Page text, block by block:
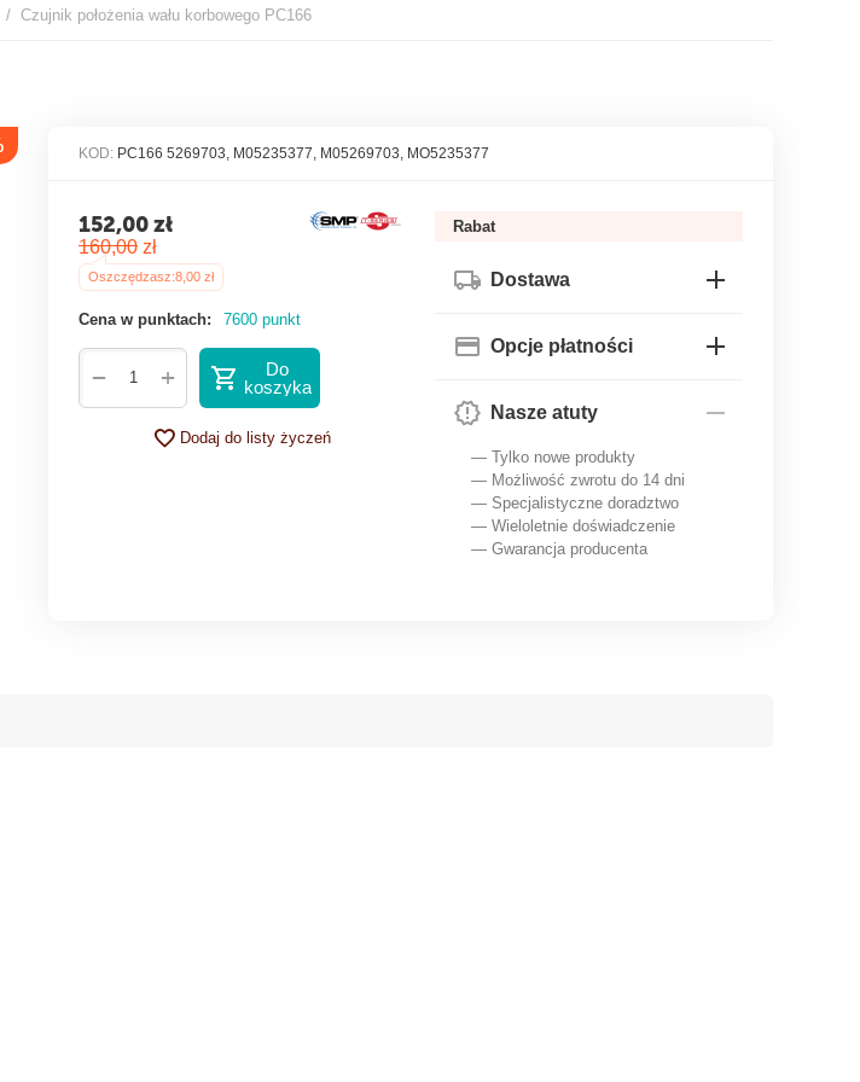
/ Czujnik położenia wału korbowego PC166
KOD: PC166 5269703, M05235377, M05269703, MO5235377
152,00zł
160,00 zł
Oszczędzasz:8,00 zł
Cena w punktach: 7600 punkt
+
−
Do
koszyka
Dodaj do listy życzeń
Rabat
Dostawa
Opcje płatności
Nasze atuty
— Tylko nowe produkty
— Możliwość zwrotu do 14 dni
— Specjalistyczne doradztwo
— Wieloletnie doświadczenie
— Gwarancja producenta